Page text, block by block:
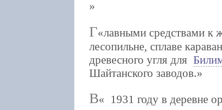
Г лавными средствами к
лесопильне, сплаве
древесного угля для
Шайтанского заводов.
В
1931 году в деревне